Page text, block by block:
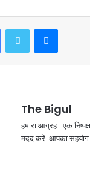
FacebookTwitter Messenger
The Bigul
हमारा आग्रह : एक
मदद करें. आपका सहयोग